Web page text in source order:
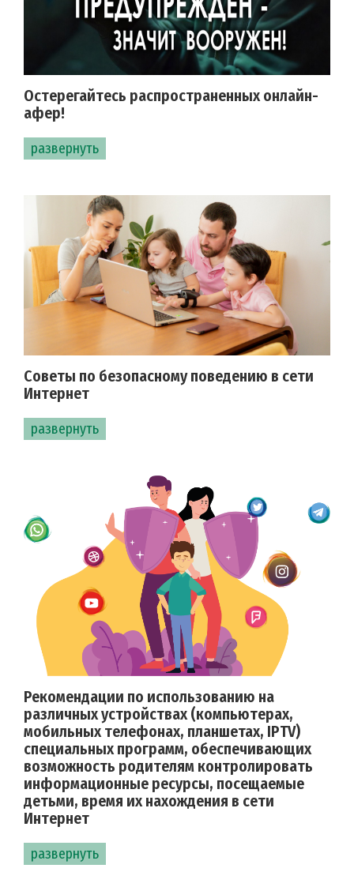
Остерегайтесь распространенных онлайн-
афер!
развернуть
Советы по безопасному поведению в сети
Интернет
развернуть
Рекомендации по использованию на
различных устройствах (компьютерах,
мобильных телефонах, планшетах, IPTV)
специальных программ, обеспечивающих
возможность родителям контролировать
информационные ресурсы, посещаемые
детьми, время их нахождения в сети
Интернет
развернуть